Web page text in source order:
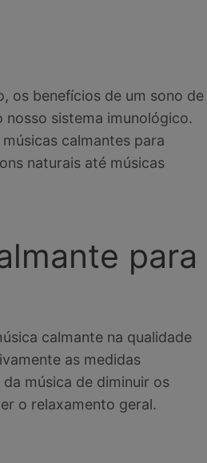
os benefícios de um sono de
sistema imunológico.
calmantes para
naturais até músicas
para
calmante na qualidade
as medidas
música de diminuir os
o relaxamento geral.